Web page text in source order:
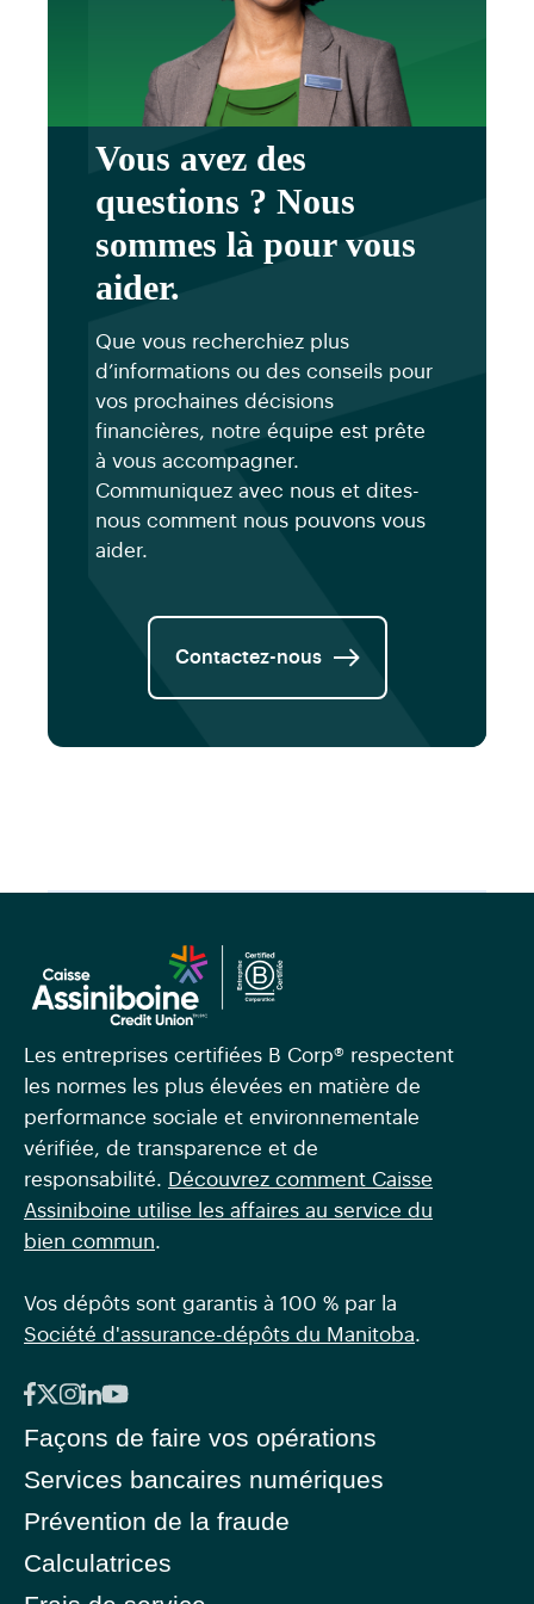
Vous avez des
questions ? Nous
sommes là pour vous
aider.
Que vous recherchiez plus
d’informations ou des conseils pour
vos prochaines décisions
financières, notre équipe est prête
à vous accompagner.
Communiquez avec nous et dites-
nous comment nous pouvons vous
aider.
Contactez-nous
Les entreprises certifiées B Corp® respectent
les normes les plus élevées en matière de
performance sociale et environnementale
vérifiée, de transparence et de
responsabilité. Découvrez comment Caisse
Assiniboine utilise les affaires au service du
bien commun.
Vos dépôts sont garantis à 100 % par la
Société d'assurance-dépôts du Manitoba.
Façons de faire vos opérations
Services bancaires numériques
Prévention de la fraude
Calculatrices